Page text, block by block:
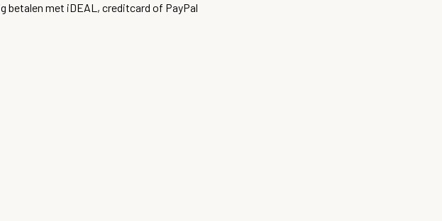
betalen met iDEAL, creditcard of PayPal